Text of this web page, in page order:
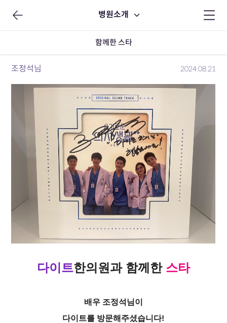
병원소개
함께한 스타
조정석님 2024.08.21
다이트한의원 과함께한 스타
배우 조정석님이
다이트를 방문해주셨습니다!